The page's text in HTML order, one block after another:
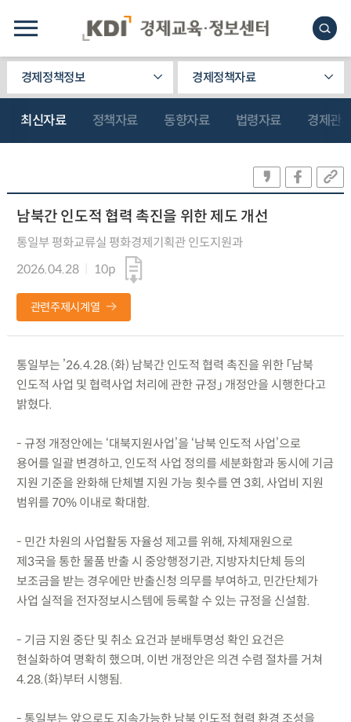
경제정책정보 경제정책자료
최신자료 정책자료 동향자료 법령자료 경제관
남북간 인도적 협력 촉진을 위한 제도 개선
통일부 평화교류실 평화경제기획관 인도지원과
2026.04.28
10p
관련주제시계열
통일부는 ’26.4.28.(화) 남북간 인도적 협력 촉진을 위한 「남북
인도적 사업 및 협력사업 처리에 관한 규정」 개정안을 시행한다고
밝혔다.
- 규정 개정안에는 ‘대북지원사업’을 ‘남북 인도적 사업’으로
용어를 일괄 변경하고, 인도적 사업 정의를 세분화함과 동시에 기금
지원 기준을 완화해 단체별 지원 가능 횟수를 연 3회, 사업비 지원
범위를 70% 이내로 확대함.
- 민간 차원의 사업활동 자율성 제고를 위해, 자체재원으로
제3국을 통한 물품 반출 시 중앙행정기관, 지방자치단체 등의
보조금을 받는 경우에만 반출신청 의무를 부여하고, 민간단체가
사업 실적을 전자정보시스템에 등록할 수 있는 규정을 신설함.
- 기금 지원 중단 및 취소 요건과 분배투명성 확인 요건은
현실화하여 명확히 했으며, 이번 개정안은 의견 수렴 절차를 거쳐
4.28.(화)부터 시행됨.
- 통일부는 앞으로도 지속가능한 남북 인도적 협력 환경 조성을